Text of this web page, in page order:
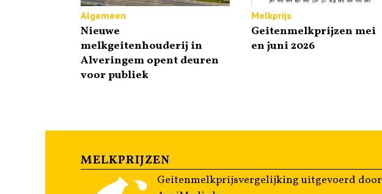
Algemeen
Nieuwe
melkgeitenhouderij in
Alveringem opent deuren
voor publiek
Melkprijs
Geitenmelkprijzen mei
en juni 2026
MELKPRIJZEN
Geitenmelkprijsvergelijking uitgevoerd door